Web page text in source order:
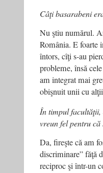
Câţi basarabeni
Nu ştiu numărul.
România. E foarte
întors, cîţi s-au
probleme, însă
am integrat mai
obişnuit unii cu
În timpul
vreun fel pentru
Da, fireşte că am
discriminare” făţă
reciproc şi într-un